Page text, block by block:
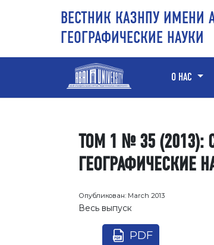
ВЕСТНИК КАЗНПУ ИМЕНИ
ГЕОГРАФИЧЕСКИЕ НАУКИ
О НАС
ТОМ 1 № 35 (2013):
ГЕОГРАФИЧЕСКИЕ
Опубликован: March 2013
Весь выпуск
PDF